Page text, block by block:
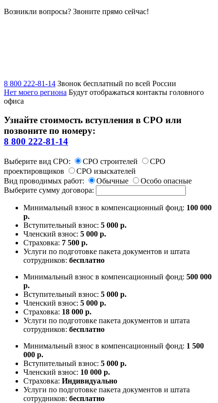
Возникли вопросы? Звоните прямо сейчас!
8 800 222-81-14 Звонок бесплатный по всей России
Нет моего региона Будут отображаться контакты головного
офиса
Узнайте стоимость вступления в СРО или
позвоните по номеру:
8 800 222-81-14
Выберите вид СРО: СРО строителей
СРО
проектировщиков
СРО изыскателей
Вид проводимых работ:
Обычные
Особо опасные
Выберите сумму договора:
Минимальный взнос в компенсационный фонд: 100 000
р.
Вступительный взнос: 5 000 р.
Членский взнос: 5 000 р.
Страховка: 7 500 р.
Услуги по подготовке пакета документов и штата
сотрудников: бесплатно
Минимальный взнос в компенсационный фонд: 500 000
р.
Вступительный взнос: 5 000 р.
Членский взнос: 5 000 р.
Страховка: 18 000 р.
Услуги по подготовке пакета документов и штата
сотрудников: бесплатно
Минимальный взнос в компенсационный фонд: 1 500
000 р.
Вступительный взнос: 5 000 р.
Членский взнос: 10 000 р.
Страховка: Индивидуально
Услуги по подготовке пакета документов и штата
сотрудников: бесплатно